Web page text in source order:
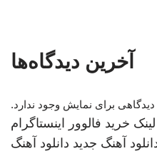
آخرین دیدگاه‌ها
دیدگاهی برای نمایش وجود ندارد.
خرید فالوور اینستاگرام
آهنگ جدید دانلود آهنگ